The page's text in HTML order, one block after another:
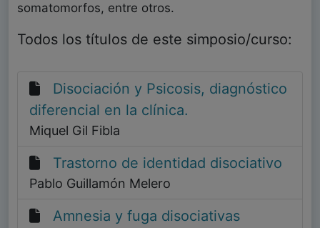
somatomorfos, entre otros.
Todos los títulos de este simposio/curso:
Disociación y Psicosis, diagnóstico
diferencial en la clínica.
Miquel Gil Fibla
Trastorno de identidad disociativo
Pablo Guillamón Melero
Amnesia y fuga disociativas